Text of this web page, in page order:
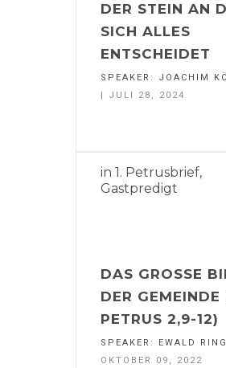
DER STEIN AN
SICH ALLES
ENTSCHEIDET
SPEAKER: JOACHIM
| JULI 28, 2024
in 1. Petrusbrief,
Gastpredigt
DAS GROSSE
ER GEMEINDE
ETRUS 2,9-12)
SPEAKER: EWALD RING
OKTOBER 09, 2022